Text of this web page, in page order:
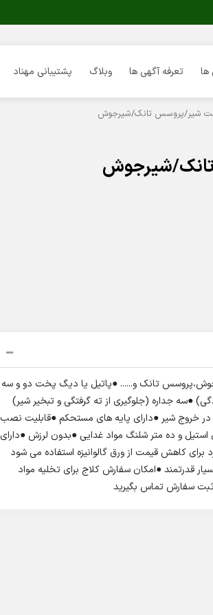
ها تعرفه آگهی ها وبلاگ پشتیبانی مهناد
شیر/پروسس تانک/شیرجوش
شیرجوش
تانک و...... ●پاتیل یا دیگ پخت دو و سه
●سه جداره (جلوگیری از ته گرفتگی و تبخیر شیر)
خروج شیر ●دارای پایه های مستحکم ●قابلیت نصب
استیل و ده متر شلنگ مواد غدایی ●بدون لرزش ●دارای
برای کاهش قیمت از ورق گالوانیزه استفاده می شود
قدرتمند ●امکان سفارش کلاج برای تخلیه مواد
ثبت سفارش تماس بگیرید